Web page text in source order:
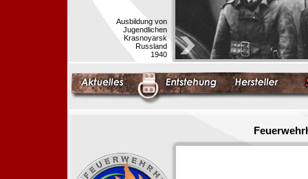
Ausbildung von
Jugendlichen
Krasnoyarsk
Russland
1940